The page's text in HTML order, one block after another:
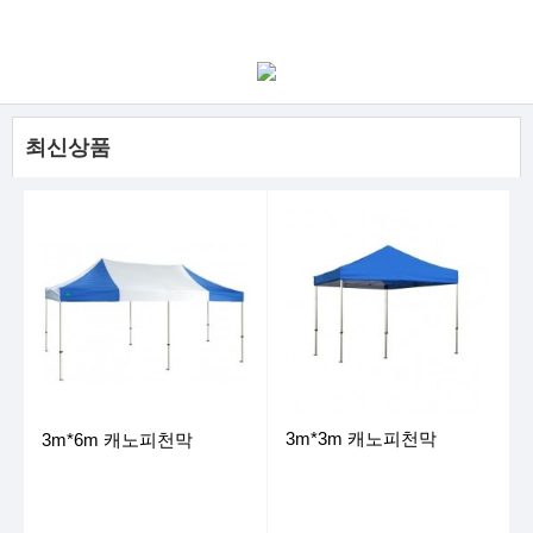
최신상품
3m*6m 캐노피천막 3m*3m 캐노피천막